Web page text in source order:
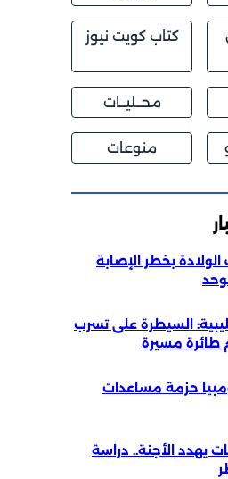
كتاب كويت نيوز
محــليــات
منوعات
بخطر الإصابة
السيطرة على تسرب
طائرة مسيرة
حزمة مساعدات
يهدد الأجنة.. دراسة